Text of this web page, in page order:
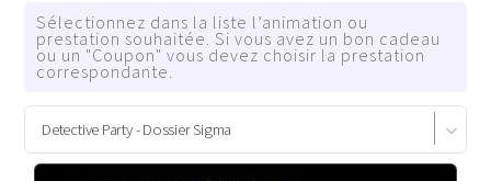
Sélectionnez dans la liste l’animation ou
prestation souhaitée. Si vous avez un bon cadeau
ou un "Coupon" vous devez choisir la prestation
correspondante.